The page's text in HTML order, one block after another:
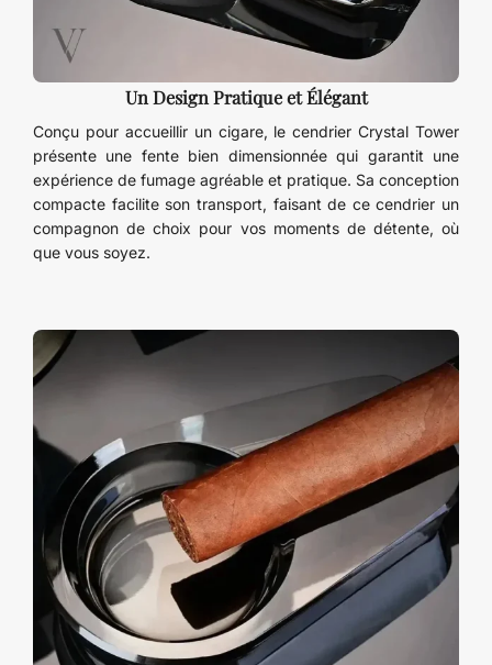
Un Design Pratique et Élégant
Conçu pour accueillir un cigare, le cendrier Crystal Tower
présente une fente bien dimensionnée qui garantit une
expérience de fumage agréable et pratique. Sa conception
compacte facilite son transport, faisant de ce cendrier un
compagnon de choix pour vos moments de détente, où
que vous soyez.